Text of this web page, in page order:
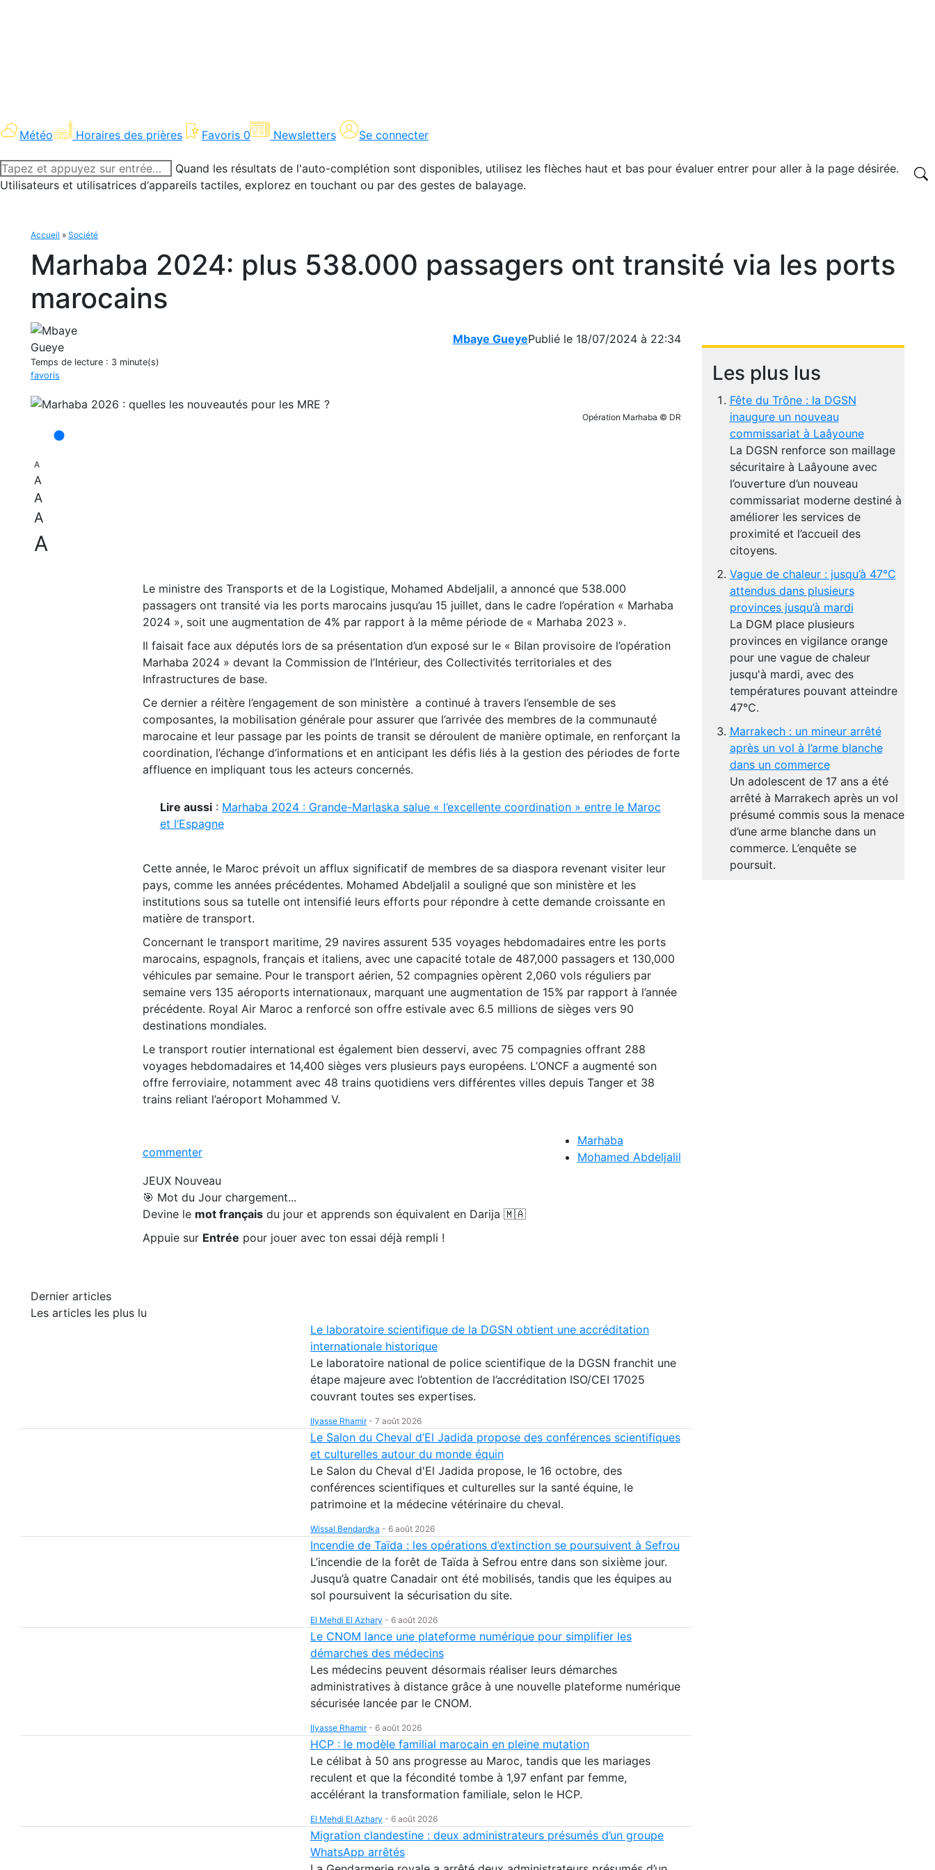
Météo Horaires des prières Favoris 0 Newsletters Se connecter
Recherche
:
Quand les résultats de l'auto-complétion sont disponibles, utilisez les flèches haut et bas pour évaluer entrer pour aller à la page désirée.
Utilisateurs et utilisatrices d‘appareils tactiles, explorez en touchant ou par des gestes de balayage.
Accueil » Société
Marhaba 2024: plus 538.000 passagers ont transité via les ports
marocains
Mbaye GueyePublié le 18/07/2024 à 22:34
Temps de lecture : 3 minute(s)
favoris
Opération Marhaba © DR
A
A
A
A
A
Le ministre des Transports et de la Logistique, Mohamed Abdeljalil, a annoncé que 538.000
passagers ont transité via les ports marocains jusqu’au 15 juillet, dans le cadre l’opération « Marhaba
2024 », soit une augmentation de 4% par rapport à la même période de « Marhaba 2023 ».
Il faisait face aux députés lors de sa présentation d’un exposé sur le « Bilan provisoire de l’opération
Marhaba 2024 » devant la Commission de l’Intérieur, des Collectivités territoriales et des
Infrastructures de base.
Ce dernier a réitère l’engagement de son ministère a continué à travers l’ensemble de ses
composantes, la mobilisation générale pour assurer que l’arrivée des membres de la communauté
marocaine et leur passage par les points de transit se déroulent de manière optimale, en renforçant la
coordination, l’échange d’informations et en anticipant les défis liés à la gestion des périodes de forte
affluence en impliquant tous les acteurs concernés.
Lire aussi: Marhaba 2024 : Grande-Marlaska salue « l’excellente coordination » entre le Maroc
et l’Espagne
Cette année, le Maroc prévoit un afflux significatif de membres de sa diaspora revenant visiter leur
pays, comme les années précédentes. Mohamed Abdeljalil a souligné que son ministère et les
institutions sous sa tutelle ont intensifié leurs efforts pour répondre à cette demande croissante en
matière de transport.
Concernant le transport maritime, 29 navires assurent 535 voyages hebdomadaires entre les ports
marocains, espagnols, français et italiens, avec une capacité totale de 487,000 passagers et 130,000
véhicules par semaine. Pour le transport aérien, 52 compagnies opèrent 2,060 vols réguliers par
semaine vers 135 aéroports internationaux, marquant une augmentation de 15% par rapport à l’année
précédente. Royal Air Maroc a renforcé son offre estivale avec 6.5 millions de sièges vers 90
destinations mondiales.
Le transport routier international est également bien desservi, avec 75 compagnies offrant 288
voyages hebdomadaires et 14,400 sièges vers plusieurs pays européens. L’ONCF a augmenté son
offre ferroviaire, notamment avec 48 trains quotidiens vers différentes villes depuis Tanger et 38
trains reliant l’aéroport Mohammed V.
commenter
Marhaba
Mohamed Abdeljalil
JEUX Nouveau
🎯 Mot du Jour chargement...
Devine le mot françaisdu jour et apprends son équivalent en Darija 🇲🇦
Appuie sur Entrée pour jouer avec ton essai déjà rempli !
Les plus lus
Fête du Trône : la DGSN
inaugure un nouveau
commissariat à Laâyoune
La DGSN renforce son maillage
sécuritaire à Laâyoune avec
l’ouverture d’un nouveau
commissariat moderne destiné à
améliorer les services de
proximité et l’accueil des
citoyens.
Vague de chaleur : jusqu’à 47°C
attendus dans plusieurs
provinces jusqu’à mardi
La DGM place plusieurs
provinces en vigilance orange
pour une vague de chaleur
jusqu'à mardi, avec des
températures pouvant atteindre
47°C.
Marrakech : un mineur arrêté
après un vol à l’arme blanche
dans un commerce
Un adolescent de 17 ans a été
arrêté à Marrakech après un vol
présumé commis sous la menace
d’une arme blanche dans un
commerce. L’enquête se
poursuit.
Dernier articles
Les articles les plus lu
Le laboratoire scientifique de la DGSN obtient une accréditation
internationale historique
Le laboratoire national de police scientifique de la DGSN franchit une
étape majeure avec l’obtention de l’accréditation ISO/CEI 17025
couvrant toutes ses expertises.
Ilyasse Rhamir- 7 août 2026
Le Salon du Cheval d’El Jadida propose des conférences scientifiques
et culturelles autour du monde équin
Le Salon du Cheval d'El Jadida propose, le 16 octobre, des
conférences scientifiques et culturelles sur la santé équine, le
patrimoine et la médecine vétérinaire du cheval.
Wissal Bendardka - 6 août 2026
Incendie de Taïda : les opérations d’extinction se poursuivent à Sefrou
L’incendie de la forêt de Taïda à Sefrou entre dans son sixième jour.
Jusqu’à quatre Canadair ont été mobilisés, tandis que les équipes au
sol poursuivent la sécurisation du site.
El Mehdi El Azhary - 6 août 2026
Le CNOM lance une plateforme numérique pour simplifier les
démarches des médecins
Les médecins peuvent désormais réaliser leurs démarches
administratives à distance grâce à une nouvelle plateforme numérique
sécurisée lancée par le CNOM.
Ilyasse Rhamir- 6 août 2026
HCP : le modèle familial marocain en pleine mutation
Le célibat à 50 ans progresse au Maroc, tandis que les mariages
reculent et que la fécondité tombe à 1,97 enfant par femme,
accélérant la transformation familiale, selon le HCP.
El Mehdi El Azhary - 6 août 2026
Migration clandestine : deux administrateurs présumés d’un groupe
WhatsApp arrêtés